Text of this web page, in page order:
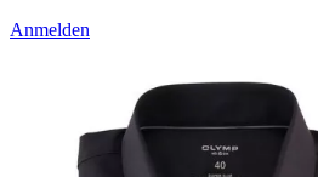
Anmelden